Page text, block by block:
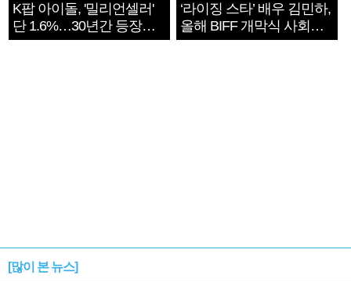
K팝 아이돌, '밀리언셀러'
단 1.6%…30년간 등장
1182개팀 전수조사
‘라이징 스타’ 배우 김민하,
올해 BIFF 개막식 사회자
확정
[많이 본 뉴스]